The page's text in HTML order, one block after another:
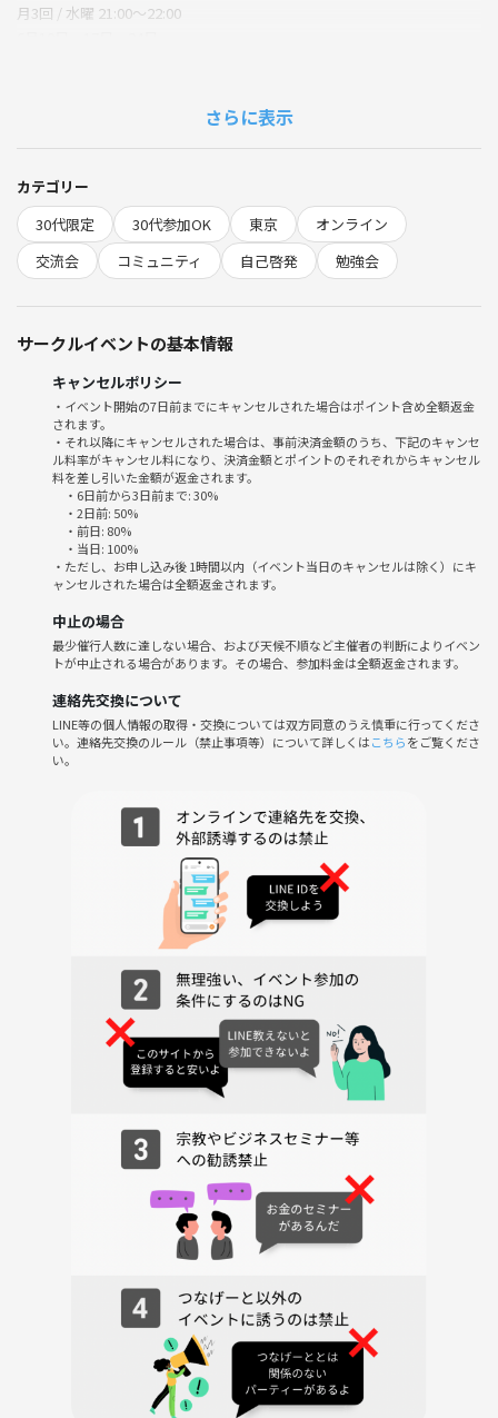
月3回 / 水曜 21:00〜22:00
👥こんな人におすすめ
・一人だと後回しにしてしまう
・定期的に進捗を話す場所が欲しい
・ゆるく誰かと繋がっていたい
・人の話を聞くことで刺激を受けたい
基本的には1人ずつ共有をして、全員からコメントをもらう方式です。
・今月やりたいこと/最近の進捗
・悩みや詰まりポイントの共有
・雑談、壁打ち
例えば、
・断捨離を進めたいから捨てるものを共有する
・毎週、うれしかったことを見つける など
📱チャットグループについて
グループは月ごとで解散となりますが、
3ヶ月継続プランの方は、3ヶ月継続したコアメンバー専用グループにご
招待します。
こちらは参加者が増え続けていくので、期をまたいでの交流が可能です
参加者同士で自由に雑談したり、
ゲリラでご飯会や作業会などどんどん開催してください！
さらに表示
カテゴリー
30代限定
30代参加OK 東京
オンライン
交流会
コミュニティ 自己啓発 勉強会
サークルイベントの基本情報
キャンセルポリシー
・イベント開始の7日前までにキャンセルされた場合はポイント含め全額返金
されます。
・それ以降にキャンセルされた場合は、事前決済金額のうち、下記のキャンセ
ル料率がキャンセル料になり、決済金額とポイントのそれぞれからキャンセル
料を差し引いた金額が返金されます。
・6日前から3日前まで: 30%
・2日前: 50%
・前日: 80%
・当日: 100%
・ただし、お申し込み後 1時間以内（イベント当日のキャンセルは除く）にキ
ャンセルされた場合は全額返金されます。
中止の場合
最少催行人数に達しない場合、および天候不順など主催者の判断によりイベン
トが中止される場合があります。その場合、参加料金は全額返金されます。
連絡先交換について
LINE等の個人情報の取得・交換については双方同意のうえ慎重に行ってくださ
い。連絡先交換のルール（禁止事項等）について詳しくはこちらをご覧くださ
い。